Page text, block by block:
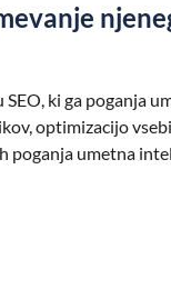
ki ga poganja
optimizacijo
poganja umetna